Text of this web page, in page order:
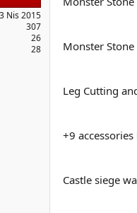
Nis 2015
307
26
28
Monster
Leg Cutting
+9
Castle siege